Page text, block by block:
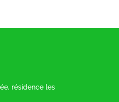
résidence les